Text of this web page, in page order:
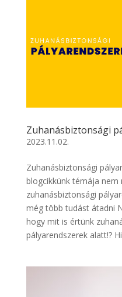
Zuhanásbiztonsági
2023.11.02.
Zuhanásbiztonsági
blogcikkünk témája nem
zuhanásbiztonsági
még több tudást átadni
hogy mit is értünk
pályarendszerek alatt!?